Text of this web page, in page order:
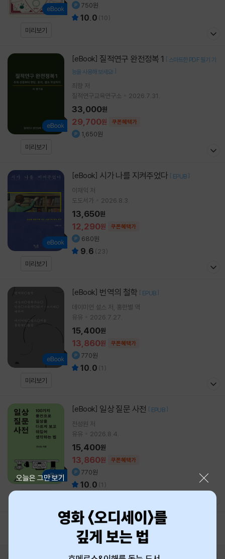
미리보기
750원
10.0 (10)
미리보기
[eBook] 질적연구 완전정복 1 [ 스마트한 PDF 필기 기
능을 사용해 보세요! ]
최향 저
질적연구교육연구소
2026.7.31.
29,700원 쿠폰혜택가
33,000원
1,650원
미리보기
[eBook] 시가 나를 지켜주었다 [ EPUB ]
이재익 저
도도서가
2026.8.3.
12,290원 쿠폰혜택가
13,650원
680원
9.6 ( 23)
미리보기
[eBook] 번역의 철학 [ EPUB ]
데이미언 설스 저 홍한별 역
유유
2026.7.27.
13,860원 쿠폰혜택가
15,400원
770원
10.0 (1 )
[eBook] 일상 질문 사전 [ EPUB ]
전성원 저
유유
2026.8.4.
13,860원 쿠폰혜택가
15,400원
770원
10.0 (1 )
3 5
오늘은 그만 보기